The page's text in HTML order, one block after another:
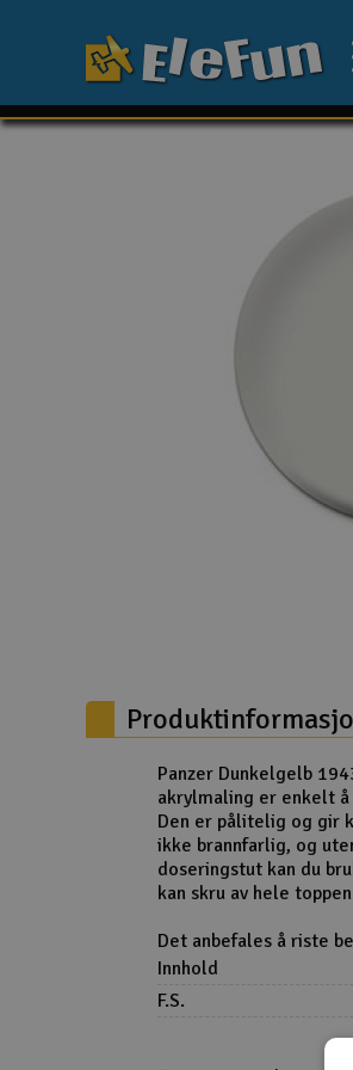
Mine favoritter
Batteri & ladere
Helikopter
Kamerautstyr
Modellbygging, LEGO &
Modelljernbane
Outlet
Radioutstyr
Panzer Dunkelgelb
akrylmaling er enkelt
Den er pålitelig og gir
ikke brannfarlig, og
doseringstut kan du
kan skru av hele
Det anbefales å riste
Innhold
F.S.